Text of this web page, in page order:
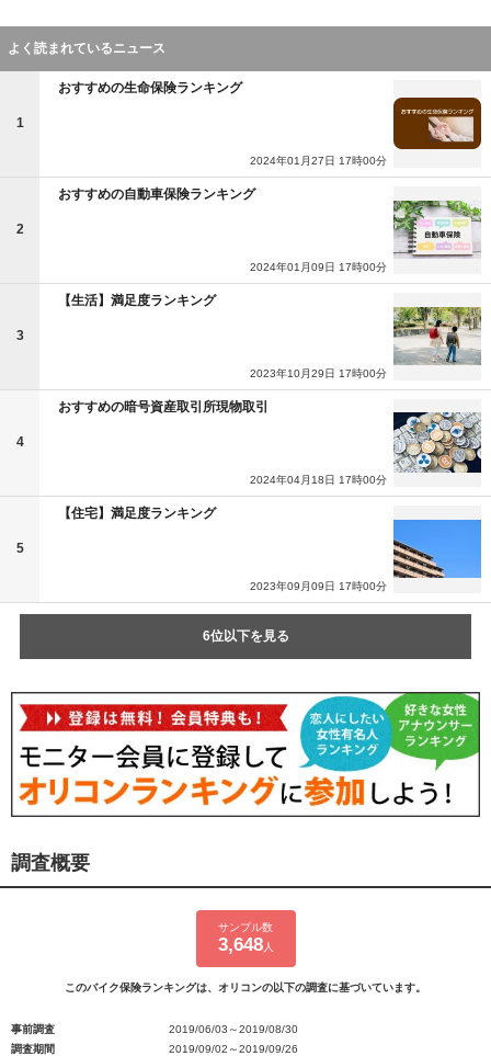
よく読まれているニュース
1
おすすめの生命保険ランキング
2024年01月27日 17時00分
2
おすすめの自動車保険ランキング
2024年01月09日 17時00分
3
【生活】満足度ランキング
2023年10月29日 17時00分
4
おすすめの暗号資産取引所現物取引
2024年04月18日 17時00分
5
【住宅】満足度ランキング
2023年09月09日 17時00分
6位以下を見る
調査概要
サンプル数
3,648人
このバイク保険ランキングは、オリコンの以下の調査に基づいています。
事前調査
2019/06/03～2019/08/30
調査期間
2019/09/02～2019/09/26